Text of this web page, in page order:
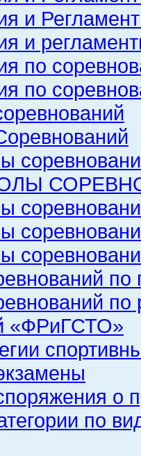
и
и
по
по
по
по
«ФРиГСТО»
о
по